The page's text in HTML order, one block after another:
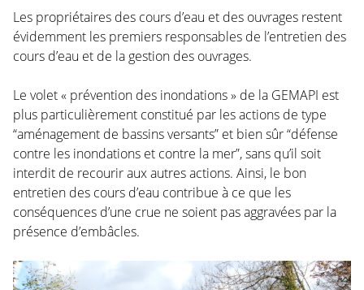
Les propriétaires des cours d’eau et des ouvrages restent
évidemment les premiers responsables de l’entretien des
cours d’eau et de la gestion des ouvrages.
Le volet « prévention des inondations » de la GEMAPI est
plus particulièrement constitué par les actions de type
“aménagement de bassins versants” et bien sûr “défense
contre les inondations et contre la mer”, sans qu’il soit
interdit de recourir aux autres actions. Ainsi, le bon
entretien des cours d’eau contribue à ce que les
conséquences d’une crue ne soient pas aggravées par la
présence d’embâcles.